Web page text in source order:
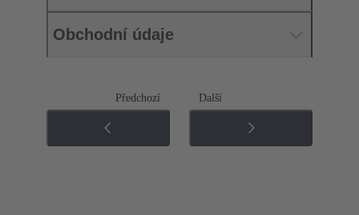
Obchodní údaje
Předchozí Další